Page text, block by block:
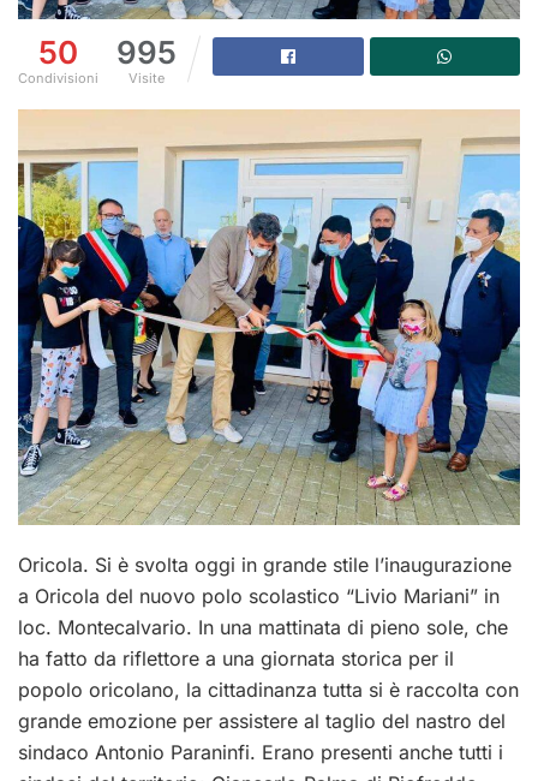
50
Condivisioni
995
Visite
Oricola. Si è svolta oggi in grande stile l’inaugurazione
a Oricola del nuovo polo scolastico “Livio Mariani” in
loc. Montecalvario. In una mattinata di pieno sole, che
ha fatto da riflettore a una giornata storica per il
popolo oricolano, la cittadinanza tutta si è raccolta con
grande emozione per assistere al taglio del nastro del
sindaco Antonio Paraninfi. Erano presenti anche tutti i